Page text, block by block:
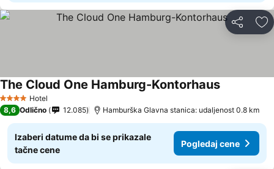
Deli
4 ZvezdiceHotel
The Cloud One Hamburg-Kontorhaus
8,6 Odlično 12.085 Hamburška Glavna stanica: udaljenost 0.8 km
Izaberi datume da bi se prikazale
tačne cene
Pogledaj cene